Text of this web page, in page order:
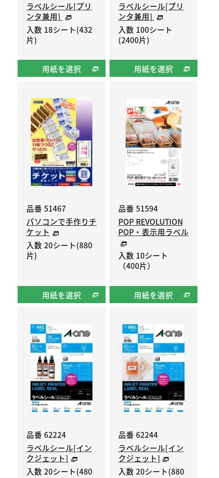
ラベルシール[プリ
ンタ兼用]
入数 18シート(432
片)
用紙を選択
ラベルシール[プリ
ンタ兼用]
入数 100シート
(2400片)
用紙を選択
品番 51467
パソコンで手作りチ
ケット
入数 20シート(880
片)
用紙を選択
品番 51594
POP REVOLUTION
POP・表示用ラベル
入数 10シート
（400片）
用紙を選択
品番 62224
ラベルシール[イン
クジェット]
入数 20シート(480
品番 62244
ラベルシール[イン
クジェット]
入数 20シート(880